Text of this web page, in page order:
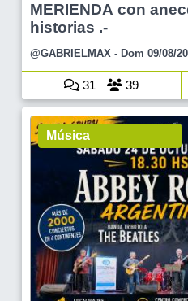
MERIENDA con
historias .-
@GABRIELMAX - Dom 09/08/
31 39
Música